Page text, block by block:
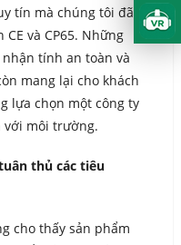
tín mà chúng tôi đã
và CP65. Những
tính an toàn và
mang lại cho khách
lựa chọn một công ty
với môi trường.
thủ các tiêu
cho thấy sản phẩm